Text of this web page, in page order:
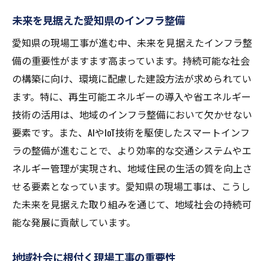
持続可能な都市計画への貢献
愛知県の未来像と現場工事の役割
地域資源を活かした新たな展望
未来を築くための現場工事の挑戦
未来を見据えた愛知県のインフラ整備
愛知県の現場工事が進む中、未来を見据えたインフラ整
備の重要性がますます高まっています。持続可能な社会
の構築に向け、環境に配慮した建設方法が求められてい
ます。特に、再生可能エネルギーの導入や省エネルギー
技術の活用は、地域のインフラ整備において欠かせない
要素です。また、AIやIoT技術を駆使したスマートインフ
ラの整備が進むことで、より効率的な交通システムやエ
ネルギー管理が実現され、地域住民の生活の質を向上さ
せる要素となっています。愛知県の現場工事は、こうし
た未来を見据えた取り組みを通じて、地域社会の持続可
能な発展に貢献しています。
地域社会に根付く現場工事の重要性